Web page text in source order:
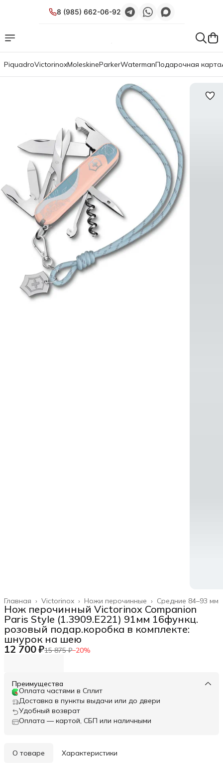
8 (985) 662-06-92
PiquadroVictorinoxMoleskineParkerWatermanПодарочная карта
Средние 84–93 мм
Ножи перочинные ›
Victorinox ›
Главная ›
Нож перочинный Victorinox Companion
Paris Style (1.3909.E221) 91мм 16функц.
розовый подар.коробка в комплекте:
шнурок на шею
12 700 ₽15 875 ₽−20%
Преимущества
Оплата частями в Сплит
Доставка в пункты выдачи или до двери
Удобный возврат
Оплата — картой, СБП или наличными
О товаре Характеристики